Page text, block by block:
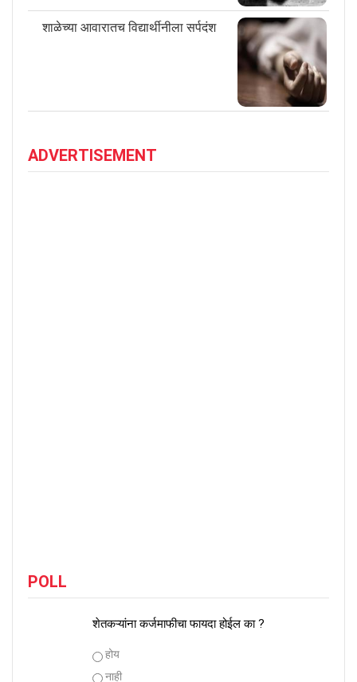
शाळेच्या आवारातच विद्यार्थीनीला सर्पदंश
ADVERTISEMENT
POLL
शेतकऱ्यांना कर्जमाफीचा फायदा होईल का ?
Choices
होय
नाही